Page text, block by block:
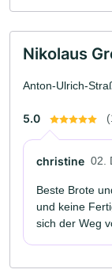
Nikolaus
Anton-Ulrich-
5.0
christine 02.
Beste Brote
und keine
sich der Weg